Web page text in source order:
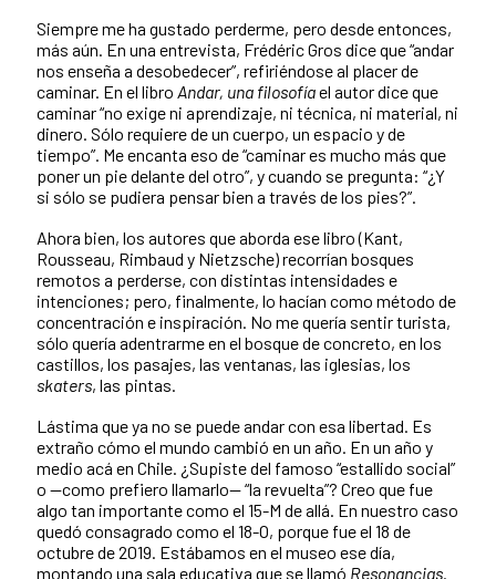
Siempre me ha gustado perderme, pero desde entonces,
más aún. En una entrevista, Frédéric Gros dice que “andar
nos enseña a desobedecer”, refiriéndose al placer de
caminar. En el libro Andar, una filosofíael autor dice que
caminar “no exige ni aprendizaje, ni técnica, ni material, ni
dinero. Sólo requiere de un cuerpo, un espacio y de
tiempo”. Me encanta eso de “caminar es mucho más que
poner un pie delante del otro”, y cuando se pregunta: “¿Y
si sólo se pudiera pensar bien a través de los pies?”.
Ahora bien, los autores que aborda ese libro (Kant,
Rousseau, Rimbaud y Nietzsche) recorrían bosques
remotos a perderse, con distintas intensidades e
intenciones; pero, finalmente, lo hacían como método de
concentración e inspiración. No me quería sentir turista,
sólo quería adentrarme en el bosque de concreto, en los
castillos, los pasajes, las ventanas, las iglesias, los
skaters, las pintas.
Lástima que ya no se puede andar con esa libertad. Es
extraño cómo el mundo cambió en un año. En un año y
medio acá en Chile. ¿Supiste del famoso “estallido social”
o —como prefiero llamarlo— “la revuelta”? Creo que fue
algo tan importante como el 15-M de allá. En nuestro caso
quedó consagrado como el 18-O, porque fue el 18 de
octubre de 2019. Estábamos en el museo ese día,
montando una sala educativa que se llamó Resonancias.